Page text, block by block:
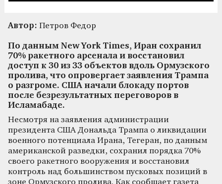
Автор: Петров Федор
По данным New York Times, Иран сохранил
70% ракетного арсенала и восстановил
доступ к 30 из 33 объектов вдоль Ормузского
пролива, что опровергает заявления Трампа
о разгроме. США начали блокаду портов
после безрезультатных переговоров в
Исламабаде.
Несмотря на заявления администрации
президента США Дональда Трампа о ликвидации
военного потенциала Ирана, Тегеран, по данным
американской разведки, сохранил порядка 70%
своего ракетного вооружения и восстановил
контроль над большинством пусковых позиций в
зоне Ормузского пролива. Как сообщает газета